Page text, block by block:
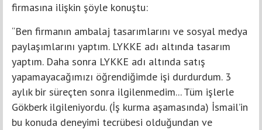
firmasına ilişkin şöyle konuştu:
“Ben firmanın ambalaj tasarımlarını ve sosyal medya
paylaşımlarını yaptım. LYKKE adı altında tasarım
yaptım. Daha sonra LYKKE adı altında satış
yapamayacağımızı öğrendiğimde işi durdurdum. 3
aylık bir süreçten sonra ilgilenmedim... Tüm işlerle
Gökberk ilgileniyordu. (İş kurma aşamasında) İsmail’in
bu konuda deneyimi tecrübesi olduğundan ve